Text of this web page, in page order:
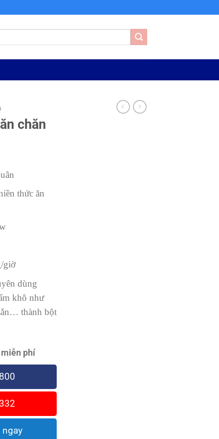
chăn
thức ăn
giờ
dùng
khô như
thành bột
phí